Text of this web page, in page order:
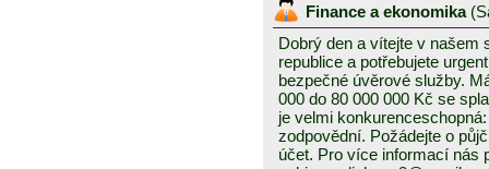
Finance a ekonomika (
Dobrý den a vítejte v našem
republice a potřebujete
bezpečné úvěrové služby.
000 do 80 000 000 Kč se
je velmi
zodpovědní. Požádejte o
účet. Pro více informací nás